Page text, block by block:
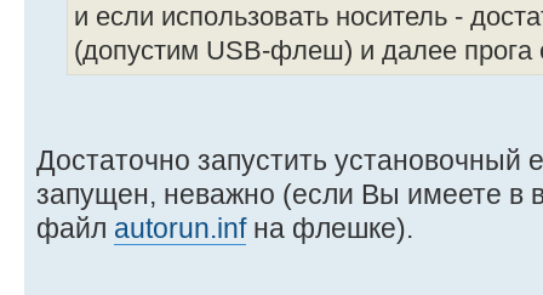
и если использовать носитель -
(допустим USB-флеш) и далее прога
Достаточно запустить установочный
запущен, неважно (если Вы имеете в
файл autorun.infна флешке).